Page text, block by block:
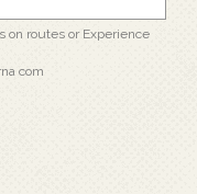
on routes or Experience
com